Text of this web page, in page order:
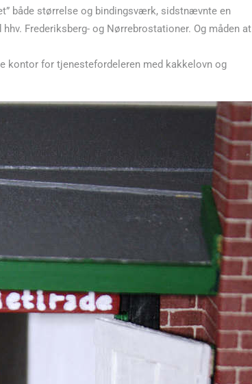
både størrelse og bindingsværk, sidstnævnte en
Frederiksberg- og Nørrebrostationer. Og måden at
kontor for tjenestefordeleren med kakkelovn og